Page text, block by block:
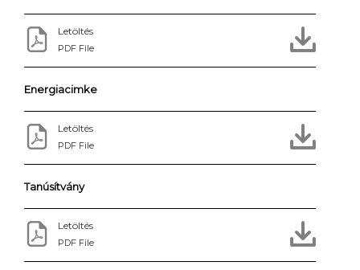
Letöltés
PDF File
Energiacimke
Letöltés
PDF File
Tanúsítvány
Letöltés
PDF File